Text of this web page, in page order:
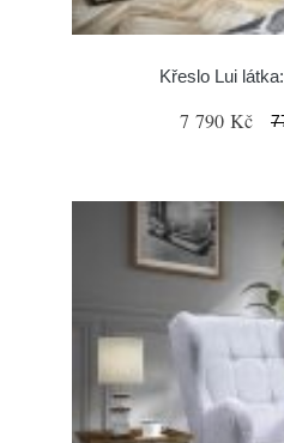
Křeslo Lui
7 790 Kč